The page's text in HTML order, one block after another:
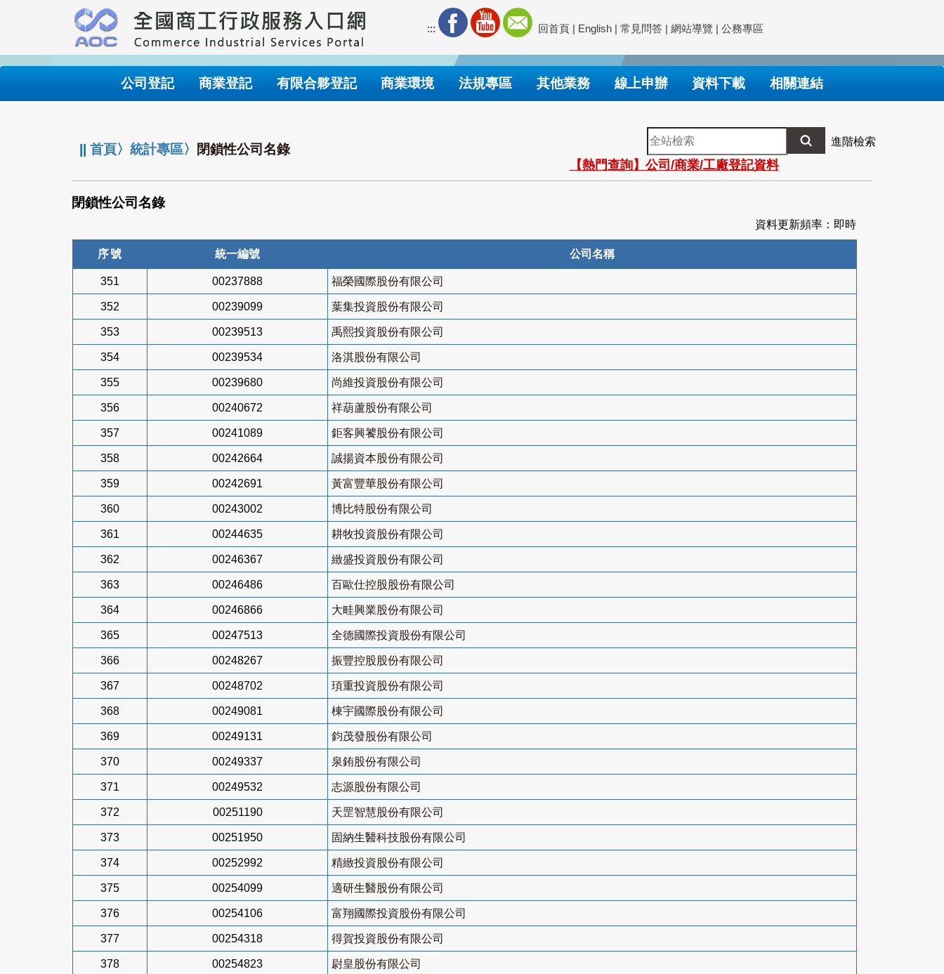
要
內
::: 回首頁 | English | 常見問答 | 網站導覽 | 公務專區
公司登記 商業登記 有限合夥登記 商業環境 法規專區 其他業務 線上申辦 資料下載 相關連結
||首頁〉統計專區〉 閉鎖性公司名錄
全
站
檢
索
進階檢索
【熱門查詢】公司/商業/工廠登記資料
閉鎖性公司名錄
資料更新頻率：即時
序號 統一編號 公司名稱
351 00237888 福榮國際股份有限公司
352 00239099 葉集投資股份有限公司
353 00239513 禹熙投資股份有限公司
354 00239534 洛淇股份有限公司
355 00239680 尚維投資股份有限公司
356 00240672 祥葫蘆股份有限公司
357 00241089 鉅客興饕股份有限公司
358 00242664 誠揚資本股份有限公司
359 00242691 黃富豐華股份有限公司
360 00243002 博比特股份有限公司
361 00244635 耕牧投資股份有限公司
362 00246367 緻盛投資股份有限公司
363 00246486 百歐仕控股股份有限公司
364 00246866 大畦興業股份有限公司
365 00247513 全德國際投資股份有限公司
366 00248267 振豐控股股份有限公司
367 00248702 頊重投資股份有限公司
368 00249081 棟宇國際股份有限公司
369 00249131 鈞茂發股份有限公司
370 00249337 泉銪股份有限公司
371 00249532 志源股份有限公司
372 00251190 天罡智慧股份有限公司
373 00251950 固納生醫科技股份有限公司
374 00252992 精緻投資股份有限公司
375 00254099 適研生醫股份有限公司
376 00254106 富翔國際投資股份有限公司
377 00254318 得賀投資股份有限公司
378 00254823 尉皇股份有限公司